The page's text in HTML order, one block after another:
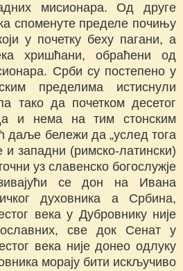
мисионара. Од друге
споменуте пределе почињу
у почетку беху пагани, а
хришћани, обраћени од
Срби су постепено у
пределима истиснули
тако да почетком десетог
и нема на тим стонским
даље бележи да „услед тога
и западни (римско-латински)
уз славенско богослужје
се дон на Ивана
духовника а Србина,
века у Дубровнику није
све док Сенат у
века није донео одлуку
морају бити искључиво